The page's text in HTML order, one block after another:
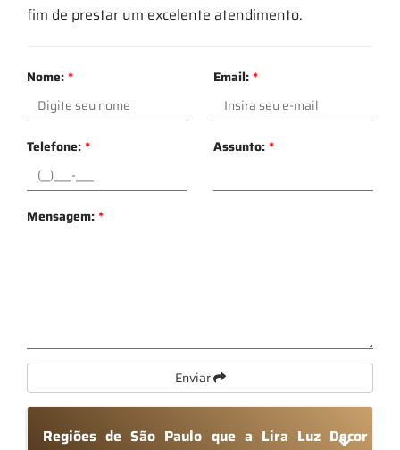
fim de prestar um excelente atendimento.
Nome:* Email:*
Telefone:* Assunto:*
Mensagem:*
Enviar
Regiões de São Paulo que a Lira Luz Decor